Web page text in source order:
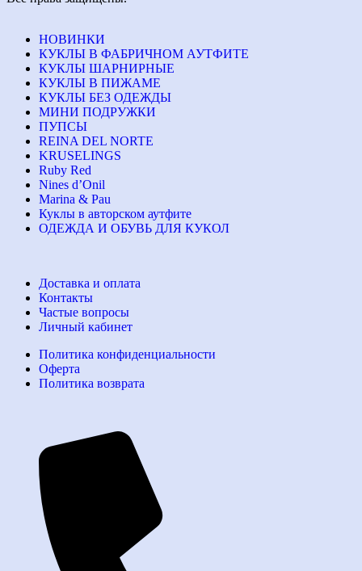
НОВИНКИ
КУКЛЫ В ФАБРИЧНОМ АУТФИТЕ
КУКЛЫ ШАРНИРНЫЕ
КУКЛЫ В ПИЖАМЕ
КУКЛЫ БЕЗ ОДЕЖДЫ
МИНИ ПОДРУЖКИ
ПУПСЫ
REINA DEL NORTE
KRUSELINGS
Ruby Red
Nines d’Onil
Marina & Pau
Куклы в авторском аутфите
ОДЕЖДА И ОБУВЬ ДЛЯ КУКОЛ
Доставка и оплата
Контакты
Частые вопросы
Личный кабинет
Политика конфиденциальности
Оферта
Политика возврата